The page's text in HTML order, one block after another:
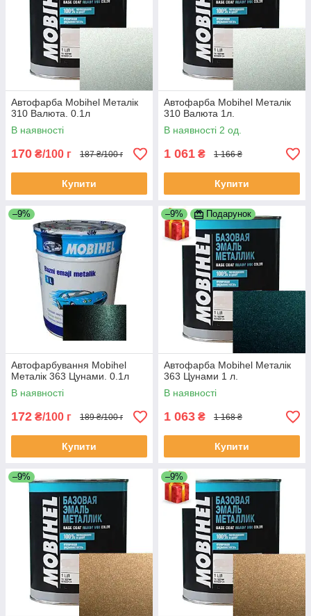
Автофарба Mobihel Металік
310 Валюта. 0.1л
В наявності
170 ₴/100 г 187 ₴/100 г
Купити
Автофарба Mobihel Металік
310 Валюта 1л.
В наявності 2 од.
1 061 ₴ 1 166 ₴
Купити
–9%
Автофарбування Mobihel
Металік 363 Цунами. 0.1л
В наявності
172 ₴/100 г 189 ₴/100 г
Купити
–9% Подарунок
Автофарба Mobihel Металік
363 Цунами 1 л.
В наявності
1 063 ₴ 1 168 ₴
Купити
–9% –9%